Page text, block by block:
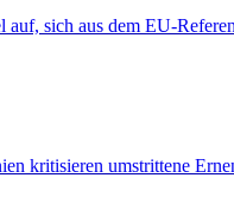
sich aus dem EU-
kritisieren umstrittene